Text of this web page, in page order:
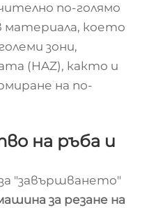
по-голямо
материала, което
зони,
(HAZ), както и
на по-
на ръба и
"завършването"
за резане на